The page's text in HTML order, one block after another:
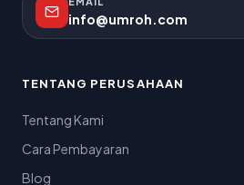
info@umroh.com
TENTANG PERUSAHAAN
Tentang Kami
Cara Pembayaran
Blog